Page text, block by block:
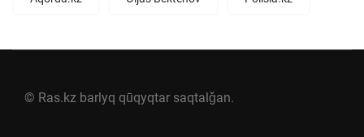
© Ras.kz barlyq qūqyqtar saqtalǧan.